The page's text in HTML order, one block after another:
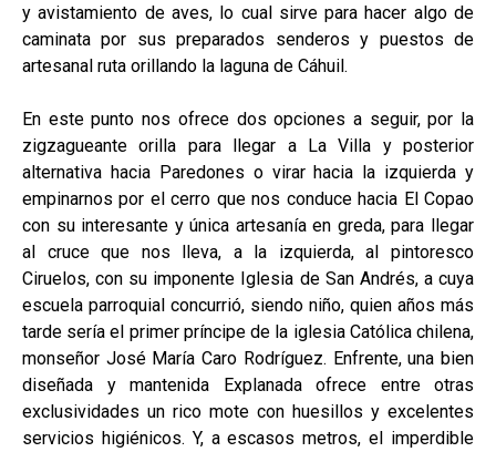
y avistamiento de aves, lo cual sirve para hacer algo de
caminata por sus preparados senderos y puestos de
artesanal ruta orillando la laguna de Cáhuil.
En este punto nos ofrece dos opciones a seguir, por la
zigzagueante orilla para llegar a La Villa y posterior
alternativa hacia Paredones o virar hacia la izquierda y
empinarnos por el cerro que nos conduce hacia El Copao
con su interesante y única artesanía en greda, para llegar
al cruce que nos lleva, a la izquierda, al pintoresco
Ciruelos, con su imponente Iglesia de San Andrés, a cuya
escuela parroquial concurrió, siendo niño, quien años más
tarde sería el primer príncipe de la iglesia Católica chilena,
monseñor José María Caro Rodríguez. Enfrente, una bien
diseñada y mantenida Explanada ofrece entre otras
exclusividades un rico mote con huesillos y excelentes
servicios higiénicos. Y, a escasos metros, el imperdible